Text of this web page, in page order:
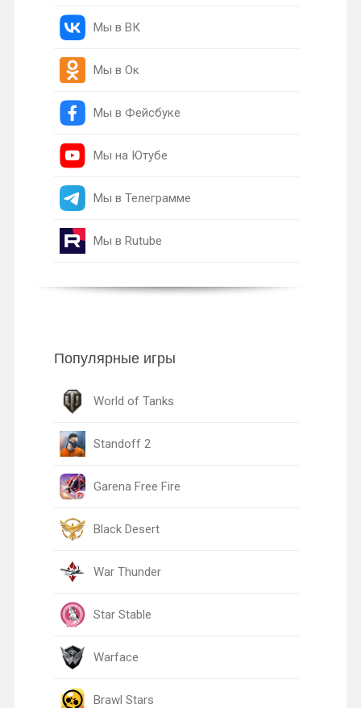
Мы в ВК
Мы в Ок
Мы в Фейсбуке
Мы на Ютубе
Мы в Телеграмме
Мы в Rutube
Популярные игры
World of Tanks
Standoff 2
Garena Free Fire
Black Desert
War Thunder
Star Stable
Warface
Brawl Stars